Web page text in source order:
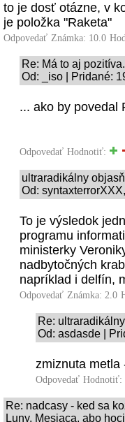
to je dosť otázne, v
je položka "Raketa"
Odpovedať Známka: 10.0
Re: Má to aj pozitíva.
Od: _iso | Pridané:
... ako by povedal
Odpovedať Hodnotiť:
ultraradikálny
Od:
To je výsledok
programu
ministerky
nadbytočných
napríklad i delfín,
Odpovedať Známka: 2.0
Re:
Od: asdasde |
zmiznuta metla
Odpovedať Hodnotiť:
Re: nadcasy - ked sa
Luny, Mesiaca, abo